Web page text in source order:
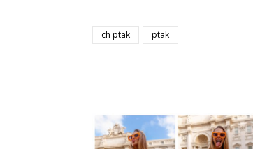
ch ptak ptak